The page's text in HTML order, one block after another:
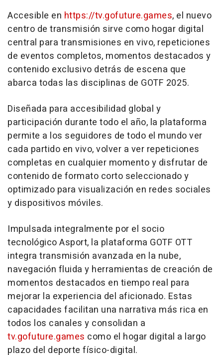
Accesible en https://tv.gofuture.games, el nuevo
centro de transmisión sirve como hogar digital
central para transmisiones en vivo, repeticiones
de eventos completos, momentos destacados y
contenido exclusivo detrás de escena que
abarca todas las disciplinas de GOTF 2025.
Diseñada para accesibilidad global y
participación durante todo el año, la plataforma
permite a los seguidores de todo el mundo ver
cada partido en vivo, volver a ver repeticiones
completas en cualquier momento y disfrutar de
contenido de formato corto seleccionado y
optimizado para visualización en redes sociales
y dispositivos móviles.
Impulsada integralmente por el socio
tecnológico Asport, la plataforma GOTF OTT
integra transmisión avanzada en la nube,
navegación fluida y herramientas de creación de
momentos destacados en tiempo real para
mejorar la experiencia del aficionado. Estas
capacidades facilitan una narrativa más rica en
todos los canales y consolidan a
tv.gofuture.games como el hogar digital a largo
plazo del deporte físico-digital.